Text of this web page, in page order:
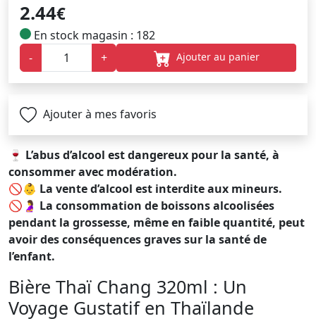
2.44€
En stock magasin : 182
-
+ Ajouter au panier
Ajouter à mes favoris
🍷 L’abus d’alcool est dangereux pour la santé, à
consommer avec modération.
🚫👶 La vente d’alcool est interdite aux mineurs.
🚫🤰 La consommation de boissons alcoolisées
pendant la grossesse, même en faible quantité, peut
avoir des conséquences graves sur la santé de
l’enfant.
Bière Thaï Chang 320ml : Un
Voyage Gustatif en Thaïlande